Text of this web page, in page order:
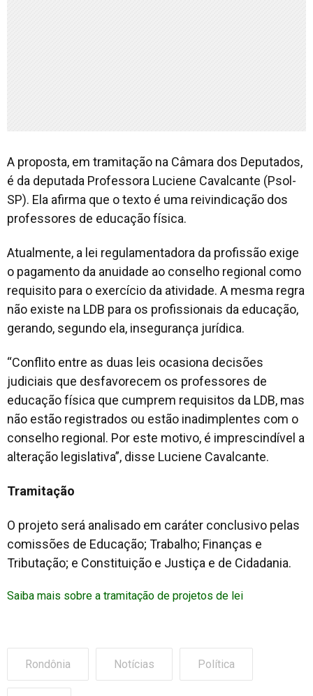
A proposta, em tramitação na Câmara dos Deputados,
é da deputada Professora Luciene Cavalcante (Psol-
SP). Ela afirma que o texto é uma reivindicação dos
professores de educação física.
Atualmente, a lei regulamentadora da profissão exige
o pagamento da anuidade ao conselho regional como
requisito para o exercício da atividade. A mesma regra
não existe na LDB para os profissionais da educação,
gerando, segundo ela, insegurança jurídica.
“Conflito entre as duas leis ocasiona decisões
judiciais que desfavorecem os professores de
educação física que cumprem requisitos da LDB, mas
não estão registrados ou estão inadimplentes com o
conselho regional. Por este motivo, é imprescindível a
alteração legislativa”, disse Luciene Cavalcante.
Tramitação
O projeto será analisado em caráter conclusivo pelas
comissões de Educação; Trabalho; Finanças e
Tributação; e Constituição e Justiça e de Cidadania.
Saiba mais sobre a tramitação de projetos de lei
Rondônia Notícias Política